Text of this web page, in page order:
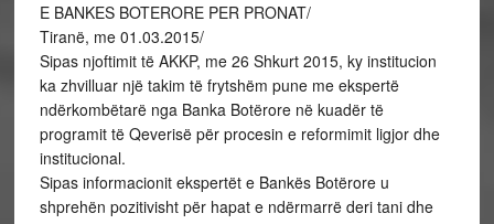
E BANKES BOTERORE PER PRONAT/
Tiranë, me 01.03.2015/
Sipas njoftimit të AKKP, me 26 Shkurt 2015, ky institucion
ka zhvilluar një takim të frytshëm pune me ekspertë
ndërkombëtarë nga Banka Botërore në kuadër të
programit të Qeverisë për procesin e reformimit ligjor dhe
institucional.
Sipas informacionit ekspertët e Bankës Botërore u
shprehën pozitivisht për hapat e ndërmarrë deri tani dhe